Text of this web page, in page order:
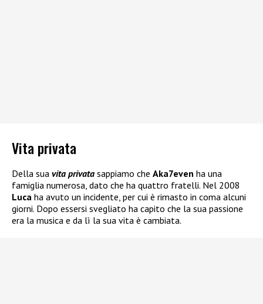
Vita privata
Della sua vita privata sappiamo che Aka7even ha una
famiglia numerosa, dato che ha quattro fratelli. Nel 2008
Luca ha avuto un incidente, per cui è rimasto in coma alcuni
giorni. Dopo essersi svegliato ha capito che la sua passione
era la musica e da lì la sua vita è cambiata.